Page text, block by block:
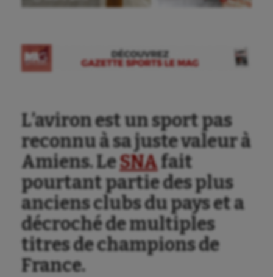
L’aviron est un sport pas
reconnu à sa juste valeur à
Amiens. LeSNAfait
pourtant partie des plus
anciens clubs du pays et a
décroché de multiples
titres de champions de
France.